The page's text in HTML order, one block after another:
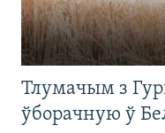
Тлумачым з
ўборачную ў